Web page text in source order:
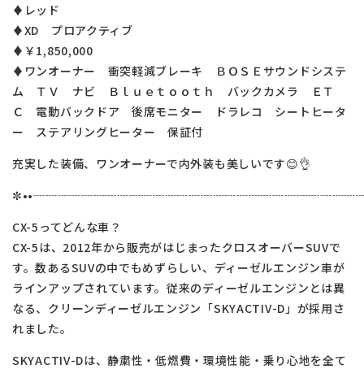
♦レッド
♦XD プロアクティブ
♦￥1,850,000
♦ワンオーナー 衝突軽減ブレーキ ＢＯＳＥサウンドシステ
ム ＴＶ ナビ Ｂｌｕｅｔｏｏｔｈ バックカメラ ＥＴ
Ｃ 電動バックドア 後席モニター ドラレコ シートヒータ
ー ステアリングヒーター 保証付
充実した装備、ワンオーナーで内外装も美しいです😊👌
CX-5ってどんな車？
CX-5は、2012年から販売がはじまったクロスオーバーSUVで
す。数あるSUVの中でもめずらしい、ディーゼルエンジン車が
ラインアップされています。従来のディーゼルエンジンとは異
なる、クリーンディーゼルエンジン「SKYACTIV-D」が採用さ
れました。
SKYACTIV-Dは、静粛性・低燃費・環境性能・乗り心地を全て